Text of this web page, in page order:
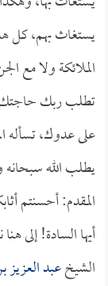
يستغاث بهم، كل
الملائكة ولا مع
تطلب ربك
على عدوك، تسأله
يطلب الله سبحانه
المقدم: أحسنتم
أيها السادة! إلى
الشيخعبد العزيز